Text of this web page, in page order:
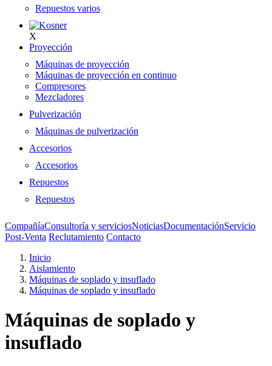
Repuestos varios
X
Proyección
Máquinas de proyección
Máquinas de proyección en continuo
Compresores
Mezcladores
Pulverización
Máquinas de pulverización
Accesorios
Accesorios
Repuestos
Repuestos
CompañíaConsultoría y serviciosNoticiasDocumentaciónServicio
Post-Venta Reclutamiento Contacto
Inicio
Aislamiento
Máquinas de soplado y insuflado
Máquinas de soplado y insuflado
Máquinas de soplado y
insuflado